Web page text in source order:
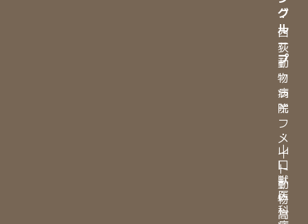
・
西
荻
動
物
病
院
・
山
口
獣
医
科
グ
ル
ー
プ
・
ラ
イ
フ
メ
イ
ト
動
物
高